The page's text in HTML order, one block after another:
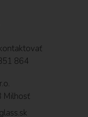
864
Milhosť